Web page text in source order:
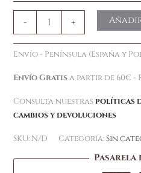
- +
Envío - Península (España y
Envío Gratis a partir de 60€ -
Consulta nuestras políticas
cambios y devoluciones
SKU: N/D Categoría:Sin
Pasarela